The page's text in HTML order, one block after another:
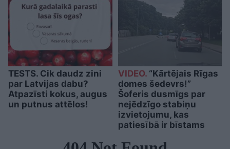
TESTS. Cik daudz zini
par Latvijas dabu?
Atpazīsti kokus, augus
un putnus attēlos!
VIDEO.“Kārtējais Rīgas
domes šedevrs!”
Šoferis dusmīgs par
nejēdzīgo stabiņu
izvietojumu, kas
patiesībā ir bīstams